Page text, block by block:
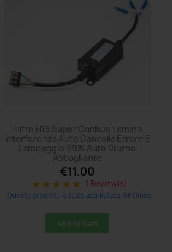
Filtro H15 Super Canbus Elimina
Interferenza Auto Cancella Errore E
Lampeggio 99% Auto Diurno
Abbagliante
€11.00
star star star star star 1 Review(s)
Questo prodotto è stato acquistato: 68 times
Add to Cart